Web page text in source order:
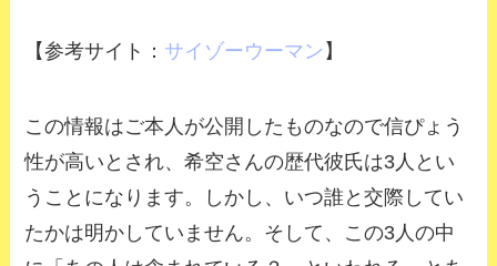
【参考サイト： サイゾーウーマン 】
この情報はご本人が公開したものなので信ぴょう
性が高いとされ、希空さんの歴代彼氏は3人とい
うことになります。しかし、いつ誰と交際してい
たかは明かしていません。そして、この3人の中